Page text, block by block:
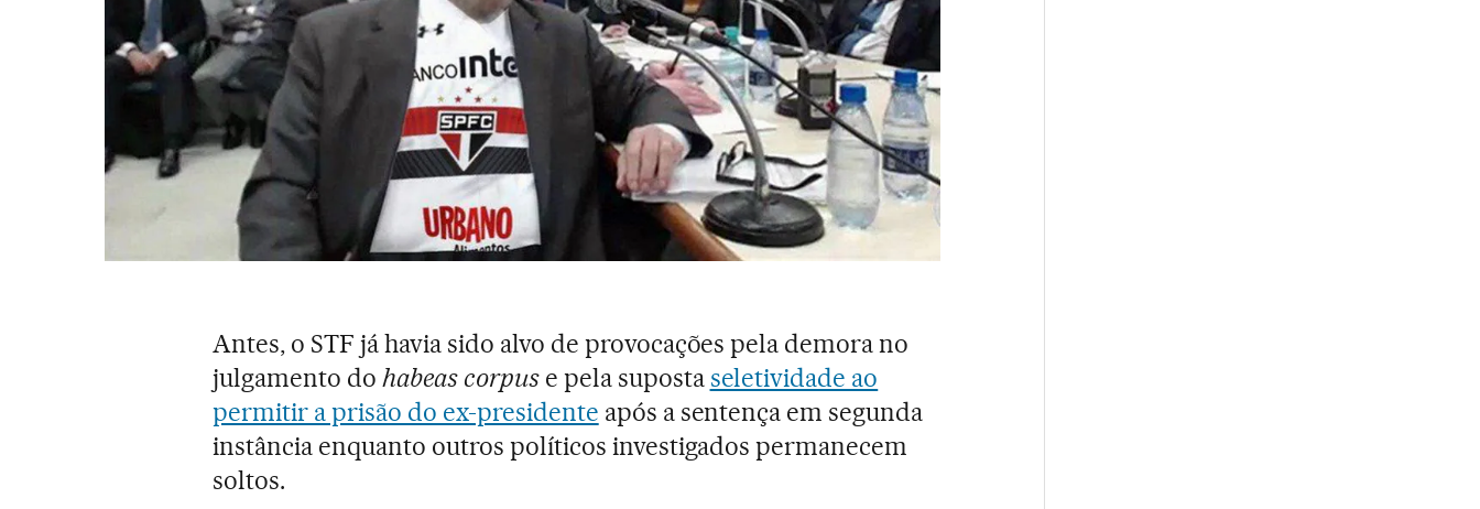
Antes, o STF já havia sido alvo de provocações pela demora no
julgamento dohabeas corpuse pela supostaseletividade ao
permitir a prisão do ex-presidente após a sentença em segunda
instância enquanto outros políticos investigados permanecem
soltos.